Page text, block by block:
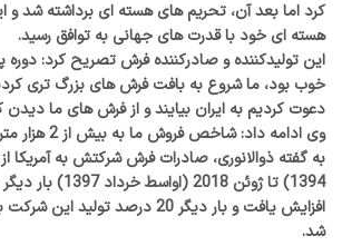
کرد اما بعد آن، تحریم های هسته ای برداشته شد و
هسته ای خود با قدرت های جهانی به توافق رسید.
این تولیدکننده و صادرکننده فرش تصریح کرد: دوره
خوب بود، ما شروع به بافت فرش های بزرگ تری
دعوت کردیم به ایران بیایند و از فرش های ما دیدن
وی ادامه داد: شاخص فروش ما به بیش از 2 هزار متر مربع در سال رسید.
1394) تا ژوئن 2018
افزایش یافت و بار دیگر 20 درصد
شد.